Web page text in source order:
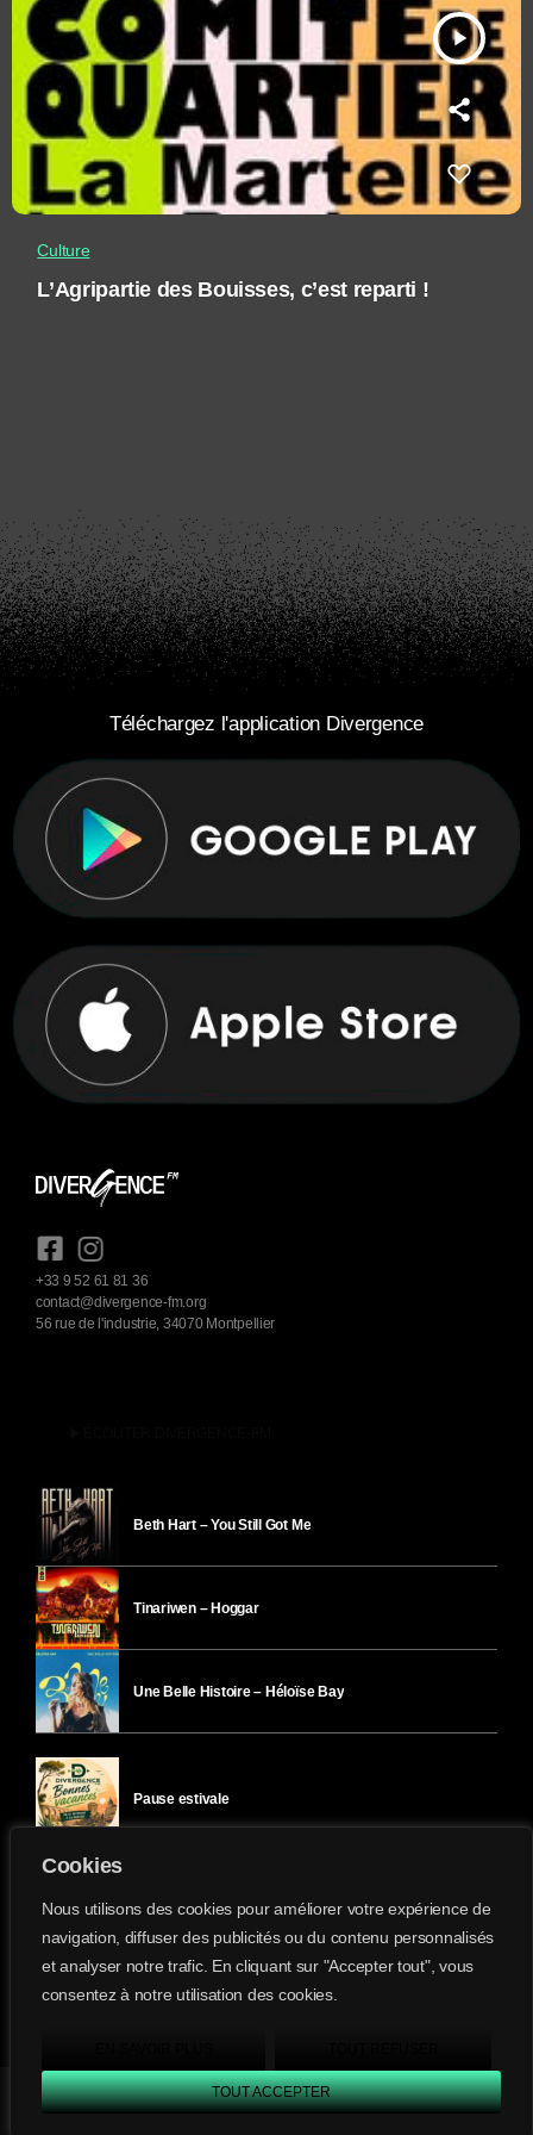
Cookies
Nous utilisons des cookies pour améliorer votre expérience de
navigation, diffuser des publicités ou du contenu personnalisés
et analyser notre trafic. En cliquant sur "Accepter tout", vous
consentez à notre utilisation des cookies.
TOUT ACCEPTER
play_arrow Divergence FM keyboard_arrow_right
play_arrow
Culture
L’Agripartie des Bouisses, c’est reparti !
Téléchargez l'application Divergence
+33 9 52 61 81 36
contact@divergence-fm.org
56 rue de l'industrie, 34070 Montpellier
Beth Hart – You Still Got Me
Tinariwen – Hoggar
Une Belle Histoire – Héloïse Bay
Pause estivale
Ici l’Ombre – mardi 28 juillet